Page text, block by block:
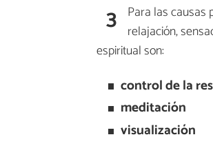
3 Para las causas
relajación,
espiritual son:
control de la
meditación
visualización